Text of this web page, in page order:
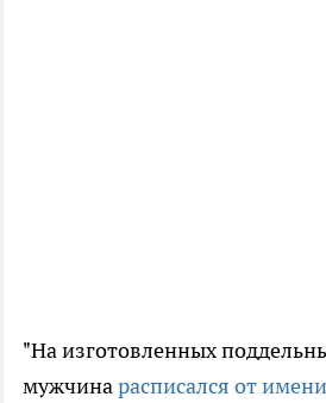
"На изготовленных
мужчинарасписался от